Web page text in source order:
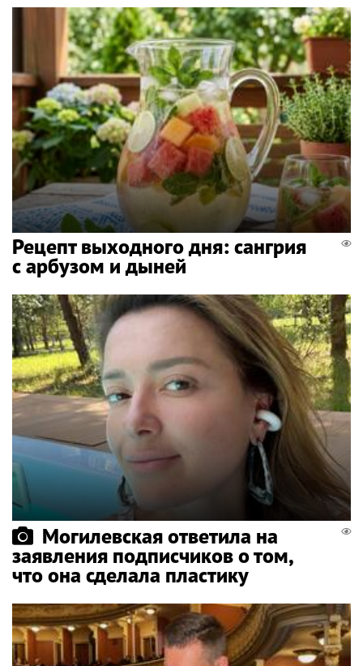
Рецепт выходного дня: сангрия
с арбузом и дыней
Могилевская ответила на
заявления подписчиков о том,
что она сделала пластику